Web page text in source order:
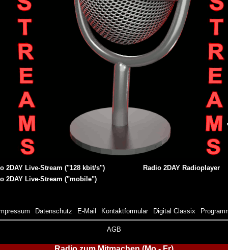
2DAY Live-Stream ("128 kbit/s")
Radio 2DAY Radioplayer
2DAY Live-Stream ("mobile")
Datenschutz E-Mail Kontaktformular Digital Classix
AGB